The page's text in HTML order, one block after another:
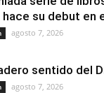
hace su debut en
agosto 7, 2026
sentido del
agosto 7, 2026